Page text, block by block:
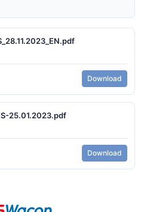
Download
25.01.2023.pdf
Download